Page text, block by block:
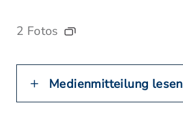
2 Fotos
Medienmitteilung lesen